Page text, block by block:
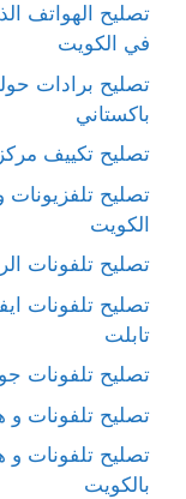
تصليح الهواتف
في الكويت
باكستاني
تصليح تكييف
تصليح
الكويت
تصليح تلفونات
تصليح تلفونات
تابلت
تصليح تلفونات
تصليح تلفونات و
تصليح تلفونات و
بالكويت